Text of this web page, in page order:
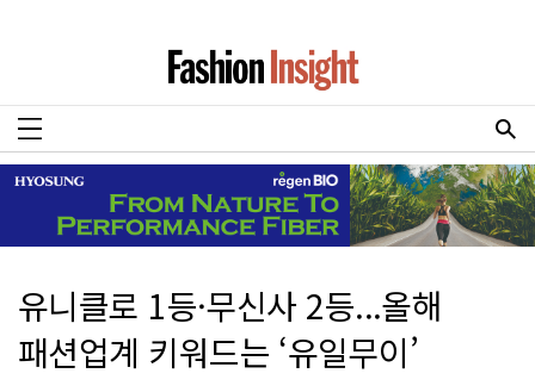
유니클로 1등·무신사 2등...올해
패션업계 키워드는 ‘유일무이’